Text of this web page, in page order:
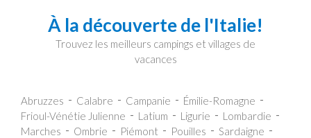
À la découverte de l'Italie!
Trouvez les meilleurs campings et villages de
vacances
Abruzzes Calabre Campanie
Émilie-Romagne
Frioul-Vénétie Julienne
Latium Ligurie
Lombardie
Marches
Ombrie Piémont Pouilles
Sardaigne